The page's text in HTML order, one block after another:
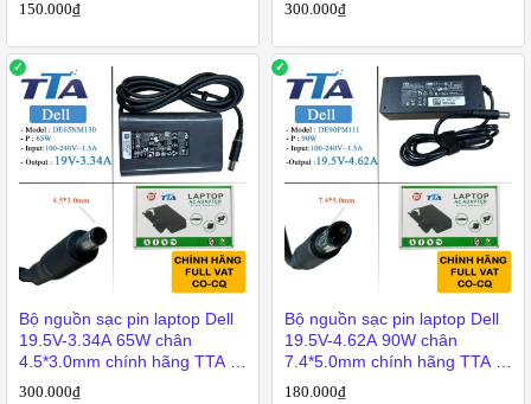
150.000₫ 300.000₫
Bộ nguồn sạc pin laptop Dell
19.5V-3.34A 65W chân
4.5*3.0mm chính hãng TTA –
DE-65NM130
300.000₫
Bộ nguồn sạc pin laptop Dell
19.5V-4.62A 90W chân
7.4*5.0mm chính hãng TTA –
DE-90PM111
180.000₫